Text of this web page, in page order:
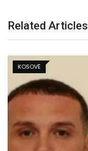
Related Articles
KOSOVË